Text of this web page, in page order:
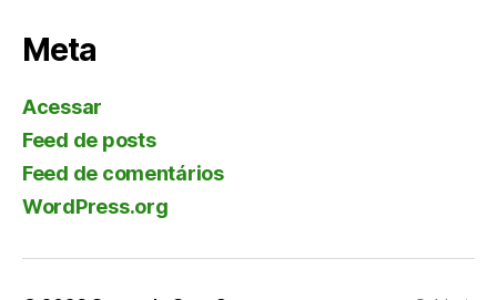
Meta
Acessar
Feed de posts
Feed de comentários
WordPress.org